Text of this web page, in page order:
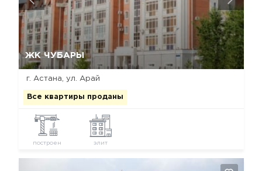
ЖК ЧУБАРЫ
г. Астана, ул. Арай
Все квартиры проданы
построен элит